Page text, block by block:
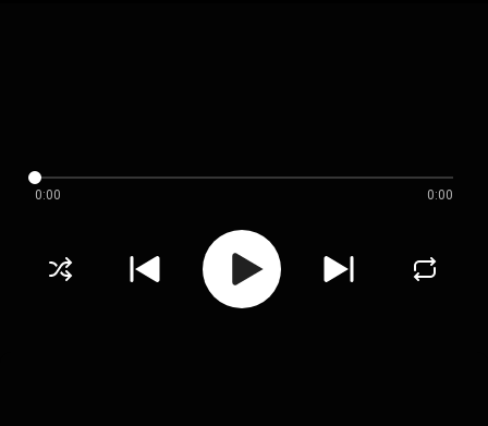
0:00 0:00